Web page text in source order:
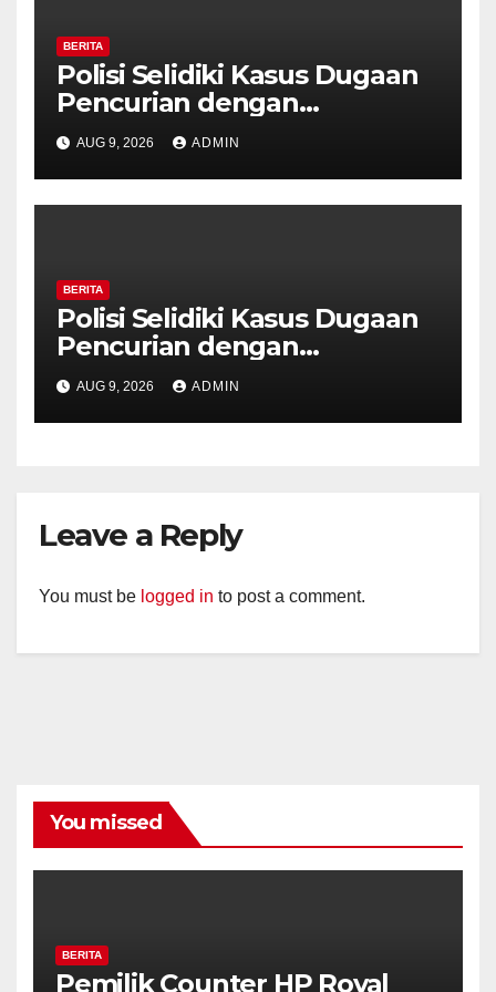
BERITA
Polisi Selidiki Kasus Dugaan
Pencurian dengan
Kekerasan di Counter HP
Royal Phone Ambarawa.
AUG 9, 2026 ADMIN
BERITA
Polisi Selidiki Kasus Dugaan
Pencurian dengan
Kekerasan di Counter HP
Royal Phone Ambarawa.
AUG 9, 2026 ADMIN
Leave a Reply
You must be logged in to post a comment.
You missed
BERITA
Pemilik Counter HP Royal